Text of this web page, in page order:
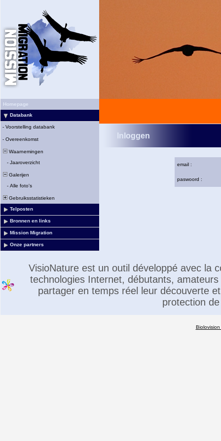
Homepage
Databank
- Voorstelling databank
- Overeenkomst
Waarnemingen
- Jaaroverzicht
Galerijen
- Alle foto's
Gebruiksstatistieken
Telposten
Bronnen en links
Mission Migration
Onze partners
Inloggen
email :
paswoord :
VisioNature est un outil développé avec la
technologies Internet, débutants,
partager en temps réel leur découverte
protection
Biolovision